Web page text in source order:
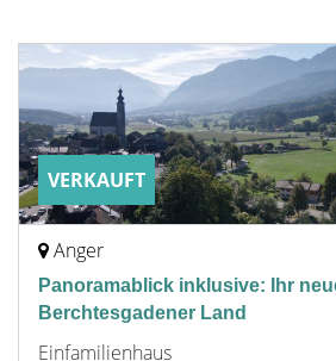
VERKAUFT
Anger
Panoramablick inklusive: Ihr
Berchtesgadener Land
Einfamilienhaus